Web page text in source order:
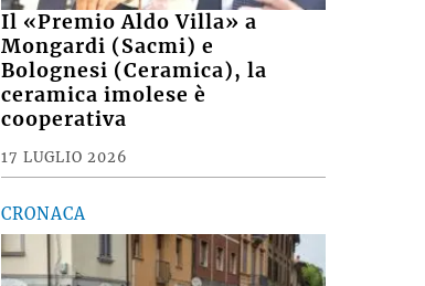
Il «Premio Aldo Villa» a
Mongardi (Sacmi) e
Bolognesi (Ceramica), la
ceramica imolese è
cooperativa
17 LUGLIO 2026
CRONACA